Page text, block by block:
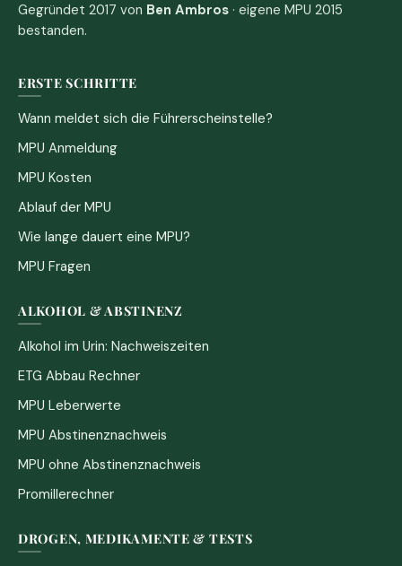
Gegründet 2017 von Ben Ambros · eigene MPU 2015
bestanden.
ERSTE SCHRITTE
Wann meldet sich die Führerscheinstelle?
MPU Anmeldung
MPU Kosten
Ablauf der MPU
Wie lange dauert eine MPU?
MPU Fragen
ALKOHOL & ABSTINENZ
Alkohol im Urin: Nachweiszeiten
ETG Abbau Rechner
MPU Leberwerte
MPU Abstinenznachweis
MPU ohne Abstinenznachweis
Promillerechner
DROGEN, MEDIKAMENTE & TESTS